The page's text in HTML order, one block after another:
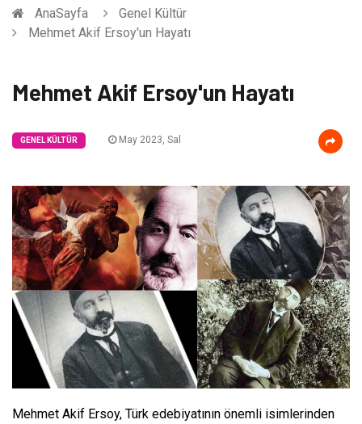
AnaSayfa
Genel Kültür
Mehmet Akif Ersoy'un Hayatı
Mehmet Akif Ersoy'un Hayatı
GENEL KÜLTÜR May 2023, Sal
Mehmet Akif Ersoy, Türk edebiyatının önemli isimlerinden